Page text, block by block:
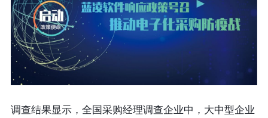
调查结果显示，全国采购经理调查企业中，大中型企业